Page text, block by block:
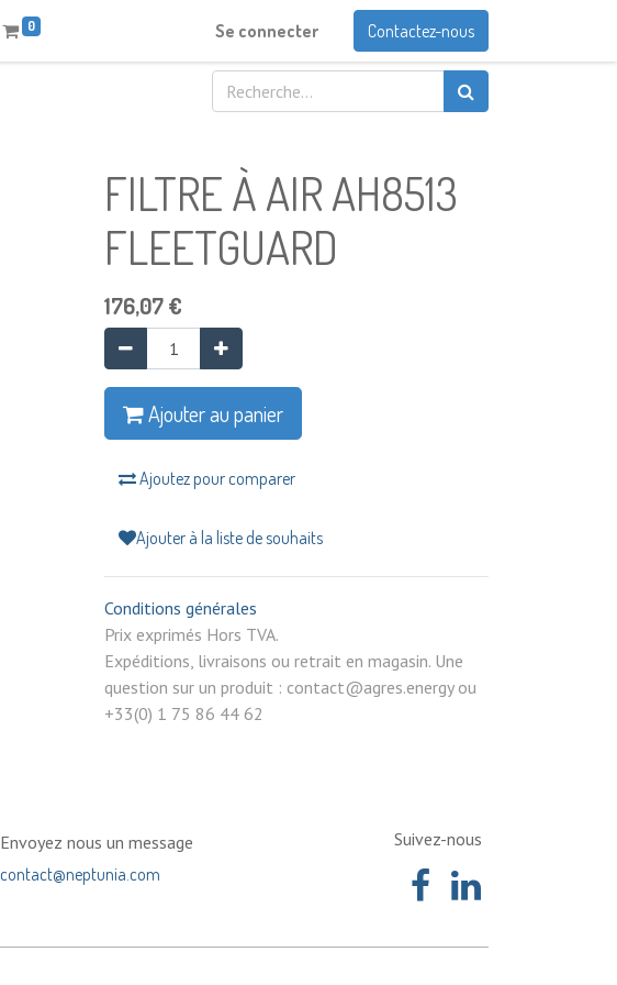
0 Se connecter Contactez-nous
FILTRE À AIR AH8513
FLEETGUARD
176,07€
Ajouter au panier
Ajoutez pour comparer
Ajouter à la liste de souhaits
Conditions générales
Prix exprimés Hors TVA.
Expéditions, livraisons ou retrait en magasin. Une
question sur un produit : contact@agres.energy ou
+33(0) 1 75 86 44 62
Envoyez nous un message
contact@neptunia.com
Suivez-nous